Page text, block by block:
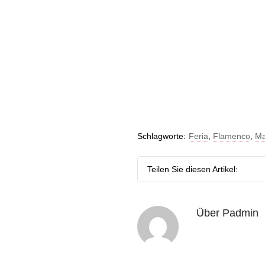
Schlagworte: Feria Flamenco
Teilen Sie diesen Artikel:
Über Padmin